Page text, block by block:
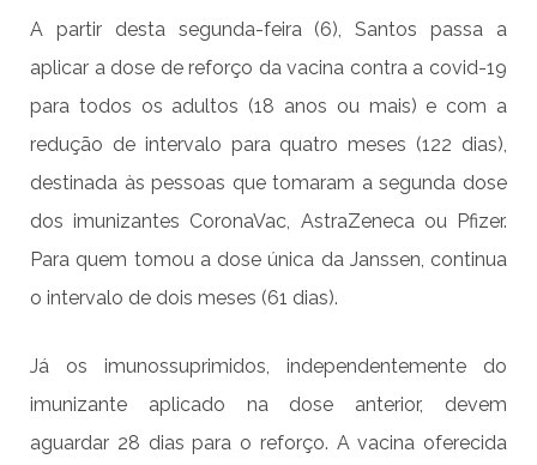
A partir desta segunda-feira (6), Santos passa a
aplicar a dose de reforço da vacina contra a covid-19
para todos os adultos (18 anos ou mais) e com a
redução de intervalo para quatro meses (122 dias),
destinada às pessoas que tomaram a segunda dose
dos imunizantes CoronaVac, AstraZeneca ou Pfizer.
Para quem tomou a dose única da Janssen, continua
o intervalo de dois meses (61 dias).
Já os imunossuprimidos, independentemente do
imunizante aplicado na dose anterior, devem
aguardar 28 dias para o reforço. A vacina oferecida